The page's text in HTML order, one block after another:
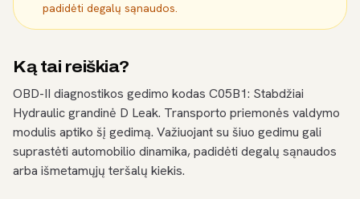
padidėti degalų sąnaudos.
Ką tai reiškia?
OBD-II diagnostikos gedimo kodas C05B1: Stabdžiai
Hydraulic grandinė D Leak. Transporto priemonės valdymo
modulis aptiko šį gedimą. Važiuojant su šiuo gedimu gali
suprastėti automobilio dinamika, padidėti degalų sąnaudos
arba išmetamųjų teršalų kiekis.